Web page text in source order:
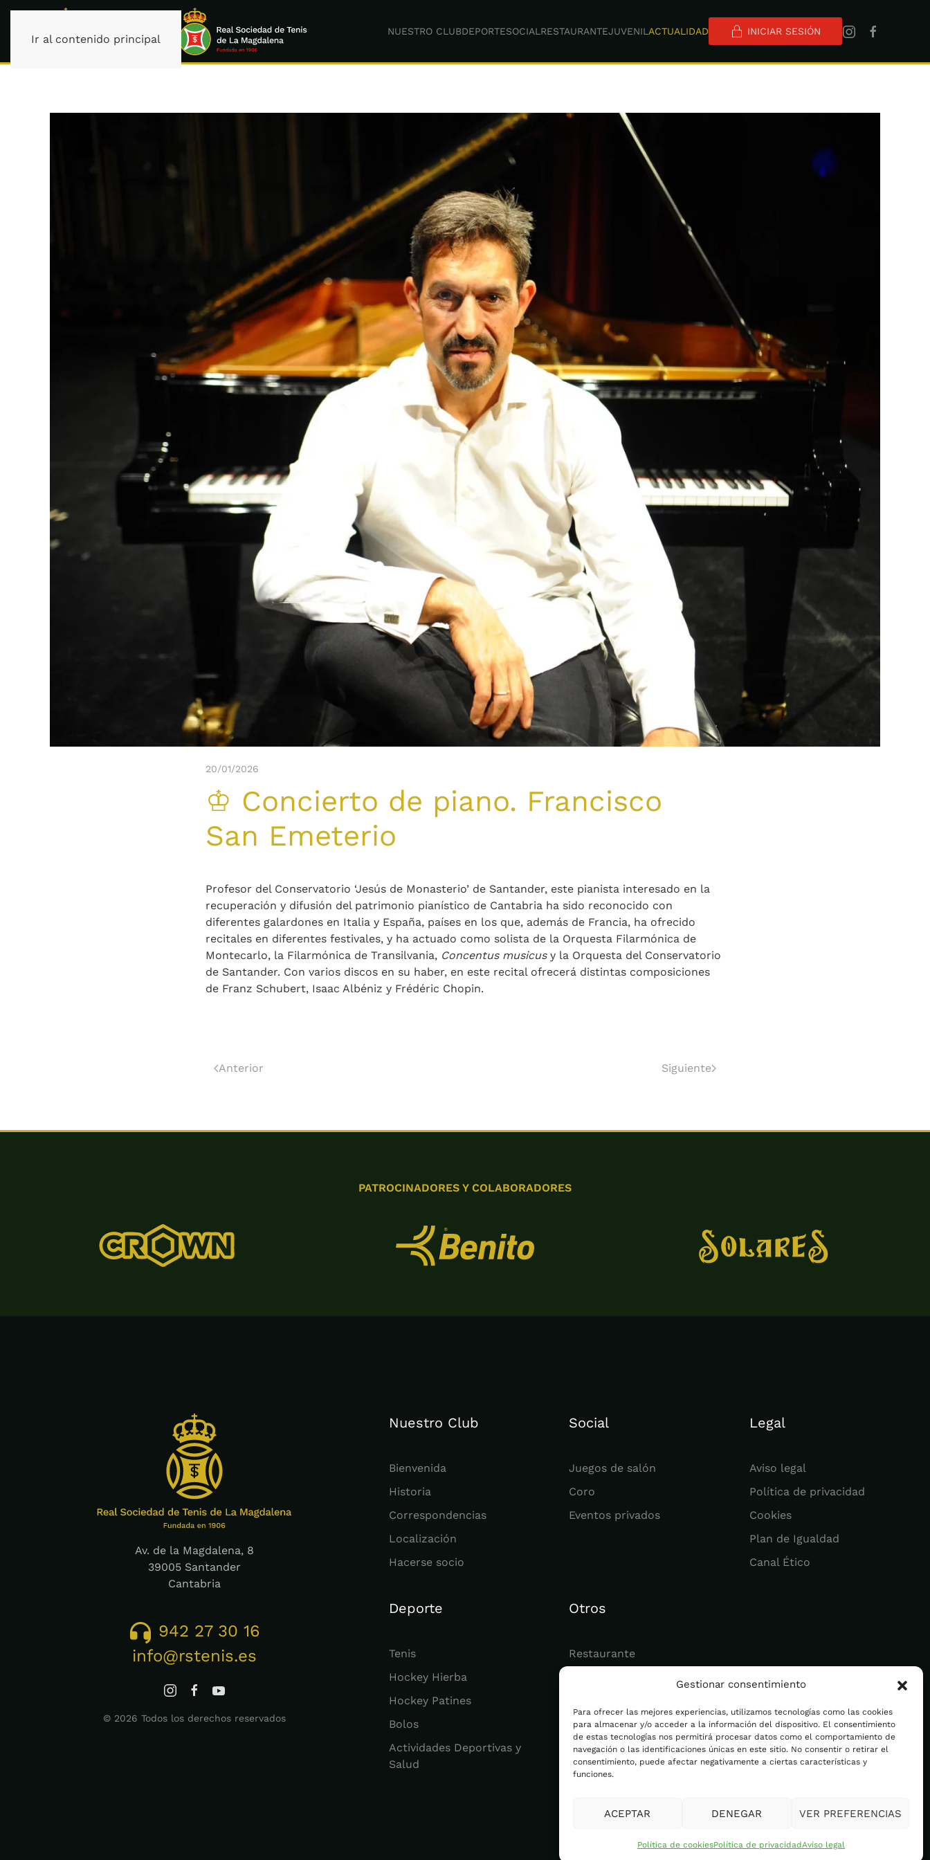
Gestionar consentimiento
Para ofrecer las mejores experiencias, utilizamos tecnologías como las cookies
para almacenar y/o acceder a la información del dispositivo. El consentimiento
de estas tecnologías nos permitirá procesar datos como el comportamiento de
navegación o las identificaciones únicas en este sitio. No consentir o retirar el
consentimiento, puede afectar negativamente a ciertas características y
funciones.
ACEPTAR DENEGAR VER PREFERENCIAS
Política de cookiesPolítica de privacidadAviso legal
Ir al contenido principal
NUESTRO CLUBDEPORTESOCIAL RESTAURANTEJUVENIL ACTUALIDAD INICIAR SESIÓN
20/01/2026
♔ Concierto de piano. Francisco
San Emeterio
Profesor del Conservatorio ‘Jesús de Monasterio’ de Santander, este pianista interesado en la
recuperación y difusión del patrimonio pianístico de Cantabria ha sido reconocido con
diferentes galardones en Italia y España, países en los que, además de Francia, ha ofrecido
recitales en diferentes festivales, y ha actuado como solista de la Orquesta Filarmónica de
Montecarlo, la Filarmónica de Transilvania, Concentus musicusy la Orquesta del Conservatorio
de Santander. Con varios discos en su haber, en este recital ofrecerá distintas composiciones
de Franz Schubert, Isaac Albéniz y Frédéric Chopin.
Anterior Siguiente
PATROCINADORES Y COLABORADORES
Av. de la Magdalena, 8
39005 Santander
Cantabria
942 27 30 16
info@rstenis.es
© 2026 Todos los derechos reservados
Nuestro Club
Bienvenida
Historia
Correspondencias
Localización
Hacerse socio
Deporte
Tenis
Hockey Hierba
Hockey Patines
Bolos
Actividades Deportivas y
Salud
Social
Juegos de salón
Coro
Eventos privados
Otros
Restaurante
Legal
Aviso legal
Política de privacidad
Cookies
Plan de Igualdad
Canal Ético